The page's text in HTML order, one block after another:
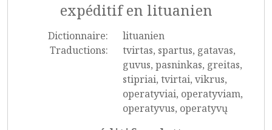
expéditif en lituanien
Dictionnaire:
lituanien
Traductions:
tvirtas, spartus, gatavas,
guvus, pasninkas, greitas,
stipriai, tvirtai, vikrus,
operatyviai, operatyviam,
operatyvus, operatyvų